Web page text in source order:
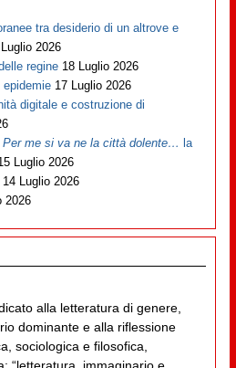
tra desiderio di un altrove e
2026
regine 18 Luglio 2026
17 Luglio 2026
digitale e costruzione di
Per me si va ne la città dolente… la
Luglio 2026
14 Luglio 2026
2026
alla letteratura di genere,
dominante e alla riflessione
sociologica e filosofica,